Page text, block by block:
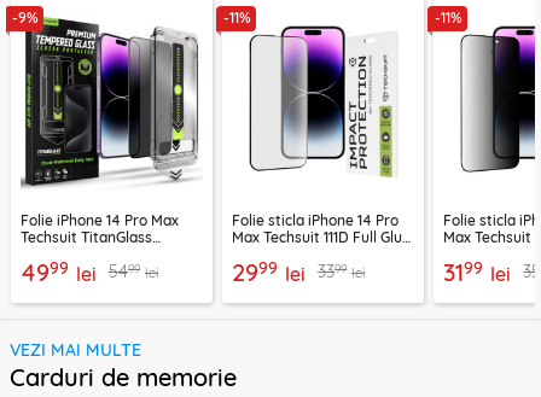
-9%
Folie iPhone 14 Pro Max
Techsuit TitanGlass
4999 lei 5499 lei
-11%
Folie sticla iPhone 14 Pro
Max Techsuit 111D Full Glue
2999 lei 3399 lei
-11%
Folie sticla
Max Techsuit
3199 lei 35
VEZI MAI MULTE
Carduri de memorie